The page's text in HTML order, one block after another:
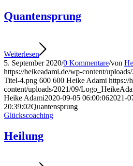
Quantensprung
Weiterlesen
5. September 2020/0 Kommentare/von
https://heikeadami.de/wp-content/
Titel-4.png 600 600 Heike Adami https://
content/uploads/2021/09/
Heike Adami2020-09-05 06:00:062021-
20:39:02Quantensprung
Glückscoaching
Heilung